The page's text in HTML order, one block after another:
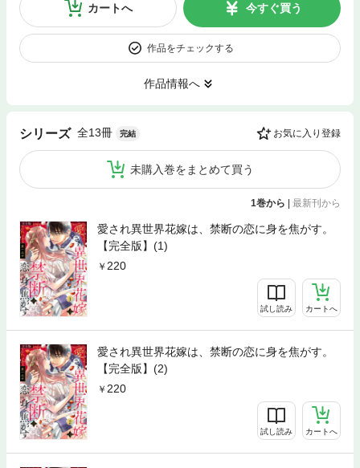
カートへ 今すぐ買う
作品をチェックする
作品情報へ
シリーズ 全13冊 完結 お気に入り登録
未購入巻をまとめて買う
1巻から | 最新刊から
愛され異世界花嫁は、禁断の恋に身を焦がす。
【完全版】(1)
220
試し読み カートへ
愛され異世界花嫁は、禁断の恋に身を焦がす。
【完全版】(2)
220
試し読み カートへ